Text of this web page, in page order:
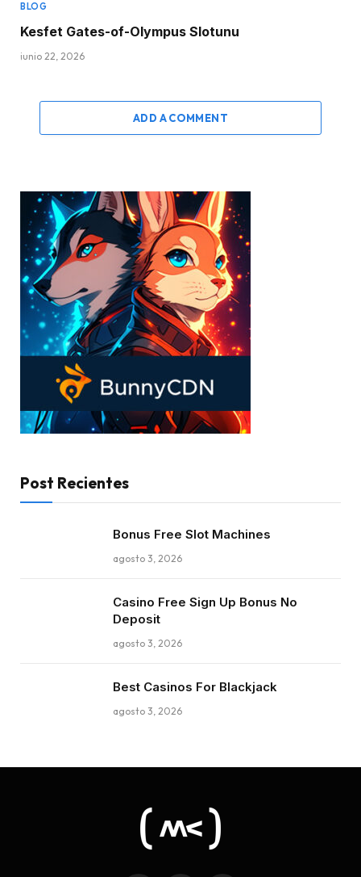
BLOG
Kesfet Gates-of-Olympus Slotunu
junio 22, 2026
ADD A COMMENT
Post Recientes
Bonus Free Slot Machines
agosto 3, 2026
Casino Free Sign Up Bonus No
Deposit
agosto 3, 2026
Best Casinos For Blackjack
agosto 3, 2026